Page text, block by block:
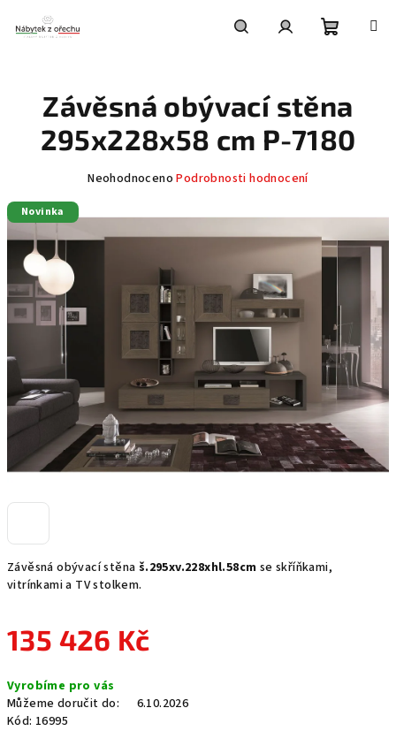
obsah
košík
Závěsná obývací stěna š.295xv.228xhl.58cm se skříňkami,
vitrínkami a TV stolkem.
135 426 Kč
cena:
Vyrobíme pro vás
Můžeme doručit do:
6.10.2026
Kód: 16995
Závěsná obývací stěna
295x228x58 cm P-7180
Průměrné
produktu
hvězdiček.
Neohodnoceno Podrobnosti hodnocení
Novinka